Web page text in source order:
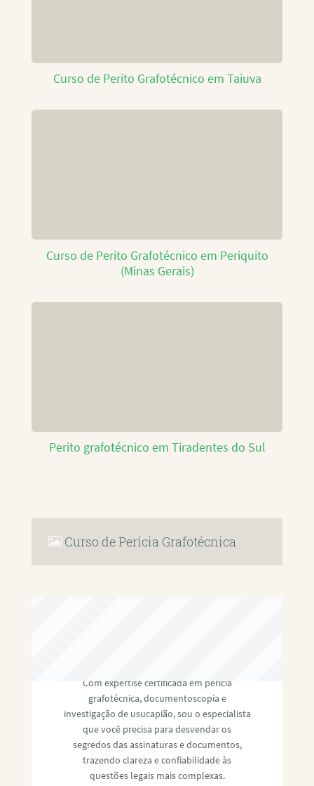
Curso de Perito Grafotécnico em Taiuva
Curso de Perito Grafotécnico em Periquito
(Minas Gerais)
Perito grafotécnico em Tiradentes do Sul
Curso de Perícia Grafotécnica
Com expertise certificada em perícia
grafotécnica, documentoscopia e
investigação de usucapião, sou o especialista
que você precisa para desvendar os
segredos das assinaturas e documentos,
trazendo clareza e confiabilidade às
questões legais mais complexas.